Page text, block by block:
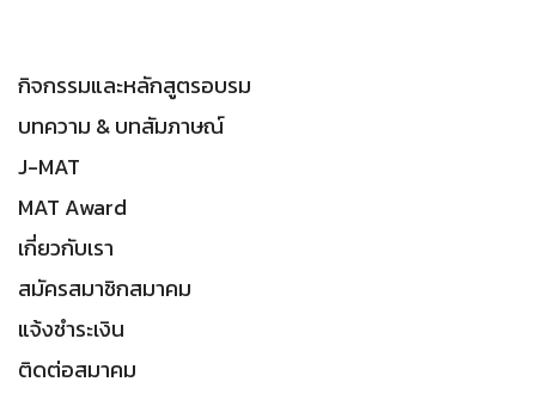
กิจกรรมและหลักสูตรอบรม
บทความ & บทสัมภาษณ์
J-MAT
MAT Award
เกี่ยวกับเรา
สมัครสมาชิกสมาคม
แจ้งชำระเงิน
ติดต่อสมาคม